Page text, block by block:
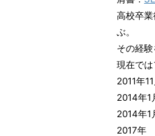
高校卒
ぶ。
その経
現在では
2011年
2014年1
2014年1
2017年